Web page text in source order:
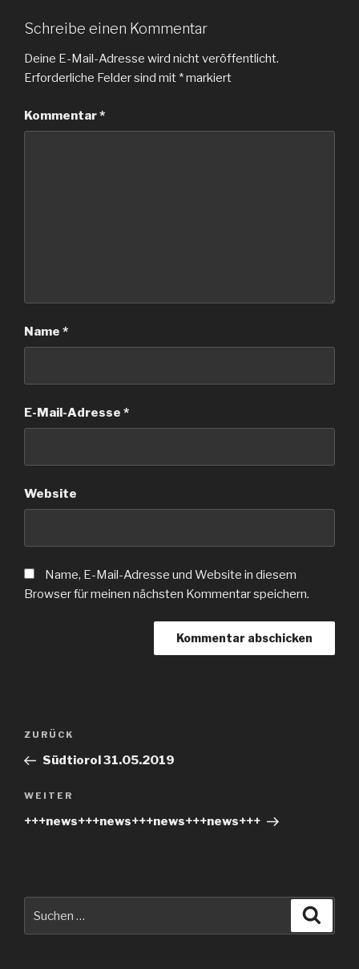
Schreibe einen Kommentar
Deine E-Mail-Adresse wird nicht veröffentlicht.
Erforderliche Felder sind mit *markiert
Kommentar*
Name *
E-Mail-Adresse *
Website
Name, E-Mail-Adresse und Website in diesem
Browser für meinen nächsten Kommentar speichern.
Beitragsnavigation
Vorheriger
Beitrag
ZURÜCK
Südtiorol 31.05.2019
Nächster
Beitrag
WEITER
+++news+++news+++news+++news+++